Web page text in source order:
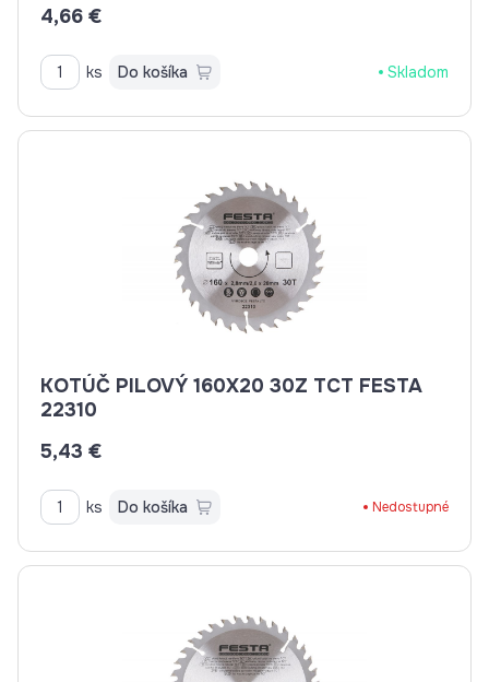
4,66 €
ks Do košíka Skladom
KOTÚČ PILOVÝ 160X20 30Z TCT FESTA
22310
5,43 €
ks Do košíka Nedostupné